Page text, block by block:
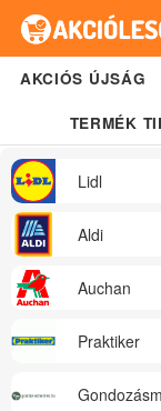
AKCIÓS ÚJSÁG
TERMÉK
Lidl
Aldi
Auchan
Praktiker